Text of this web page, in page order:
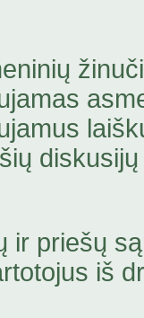
ir priešų
iš